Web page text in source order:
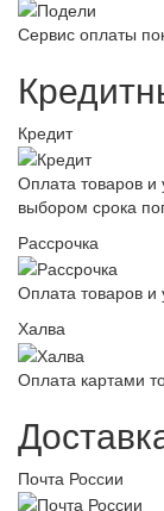
Сервис оплаты
Кредит
Оплата товаров и
выбором срока
Рассрочка
Оплата товаров и
Халва
Оплата картами
Почта России